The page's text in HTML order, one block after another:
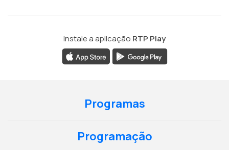
Instale a aplicação RTP Play
Programas
Programação